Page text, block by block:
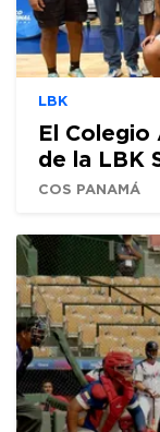
LBK
El Colegio
de la LBK
COS PANAMÁ